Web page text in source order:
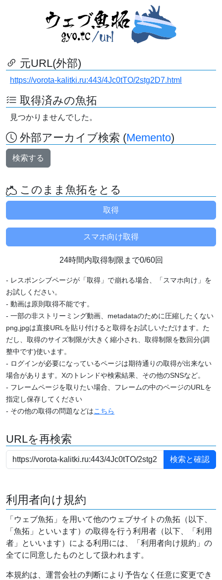
元URL(外部)
https://vorota-kalitki.ru:443/4Jc0tTO/2stg2D7.html
取得済みの魚拓
見つかりませんでした。
外部アーカイブ検索 (Memento)
検索する
このまま魚拓をとる
24時間内取得制限まで0/60回
- レスポンシブページが「取得」で崩れる場合、「スマホ向け」を
お試しください。
- 動画は原則取得不能です。
- 一部の非ストリーミング動画、metadataのために圧縮したくない
png,jpgは直接URLを貼り付けると取得をお試しいただけます。た
だし、取得のサイズ制限が大きく縮小され、取得制限を数回分(調
整中です)使います。
- ログインが必要になっているページは期待通りの取得が出来ない
場合があります。Xのトレンドや検索結果、その他のSNSなど。
- フレームページを取りたい場合、フレームの中のページのURLを
指定し保存してください
- その他の取得の問題などはこちら
URLを再検索
利用者向け規約
「ウェブ魚拓」を用いて他のウェブサイトの魚拓（以下、
「魚拓」といいます）の取得を行う利用者（以下、「利用
者」といいます）による利用には、「利用者向け規約」の
全てに同意したものとして扱われます。
本規約は、運営会社の判断により予告なく任意に変更でき